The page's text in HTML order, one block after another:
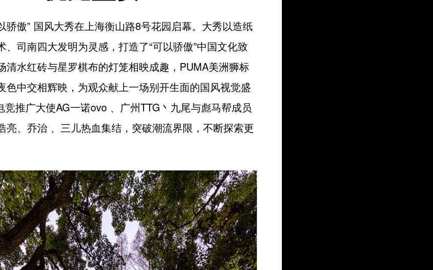
骄傲” 国风大秀在上海衡山路8号花园启幕。大秀以造纸
、司南四大发明为灵感，打造了“可以骄傲”中国文化致
清水红砖与星罗棋布的灯笼相映成趣，PUMA美洲狮标
色中交相辉映，为观众献上一场别开生面的国风视觉盛
竞推广大使AG一诺ovo 、广州TTG丶九尾与彪马帮成员
亮、乔治 、三儿热血集结，突破潮流界限，不断探索更